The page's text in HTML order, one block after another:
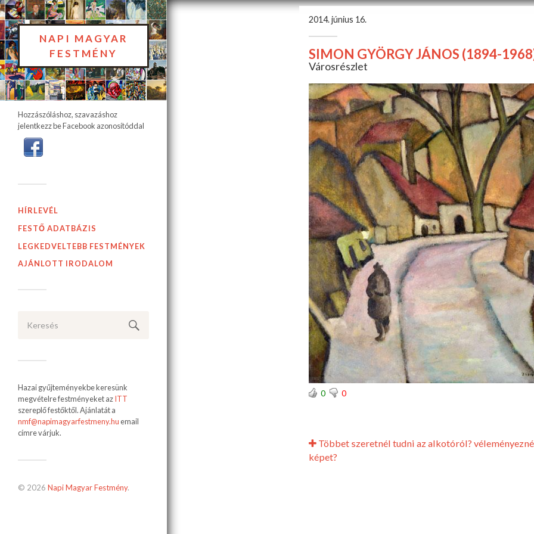
NAPI MAGYAR
FESTMÉNY
Hozzászóláshoz, szavazáshoz
jelentkezz be Facebook azonosítóddal
HÍRLEVÉL
FESTŐ ADATBÁZIS
LEGKEDVELTEBB FESTMÉNYEK
AJÁNLOTT IRODALOM
Hazai gyűjteményekbe keresünk
megvételre festményeket azITT
szereplő festőktől. Ajánlatát a
nmf@napimagyarfestmeny.hu email
címre várjuk.
© 2026 Napi Magyar Festmény.
2014. június 16.
SIMON GYÖRGY JÁNOS (1894-
Városrészlet
0 0
Többet szeretnél tudni az alkotóról?
képet?